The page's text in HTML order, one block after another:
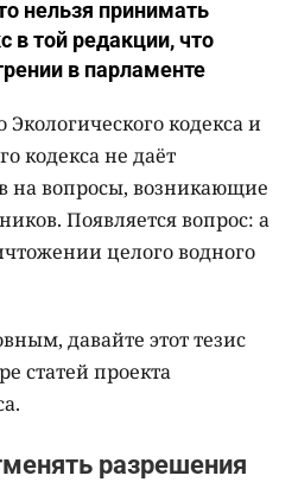
нельзя принимать
в той редакции, что
в парламенте
кодекса и
кодекса не даёт
на вопросы, возникающие
Появляется вопрос: а
целого водного
давайте этот тезис
статей проекта
разрешения